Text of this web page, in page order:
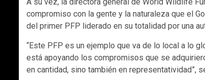
compromiso con la gente y la naturaleza que el
del primer PFP liderado en su totalidad por una
“Este PFP es un ejemplo que va de lo local a lo
está apoyando los compromisos que se
en cantidad, sino también en representatividad”,